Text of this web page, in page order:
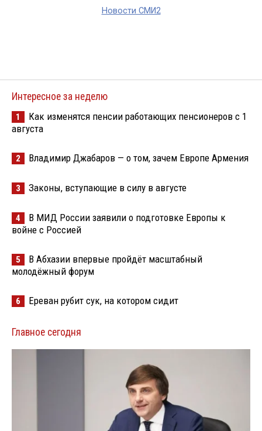
Новости СМИ2
Интересное за неделю
1
Как изменятся пенсии работающих пенсионеров с 1
августа
2 Владимир Джабаров — о том, зачем Европе Армения
3 Законы, вступающие в силу в августе
4
В МИД России заявили о подготовке Европы к
войне с Россией
5
В Абхазии впервые пройдёт масштабный
молодёжный форум
6 Ереван рубит сук, на котором сидит
Главное сегодня